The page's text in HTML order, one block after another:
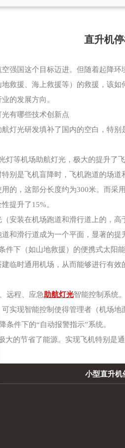
直升机
强国这个目标迈进。但随着起降
救援、海上救援等）的救援，该
的发展方向。
有哪些技术创新点
灯光研发填补了国内的空白，特
灯等机场助航灯光，极大的提升了
别是飞机盲降时，飞机跑道的场
的，这部分长度约为300米。而
提升了15%。
安装在机场跑道和滑行道上的，
和滑行道成为一个平面，显著的提
件下（如山地救援）的便携式太阳能
临时通用机场，从而能够进行有
远程、应急助航灯光智能控制系统。
可实现智能控制使得管理者（机场
件下的“自动报警指示”系统。
大的节省了能源。实现飞机特别是
小型直升机